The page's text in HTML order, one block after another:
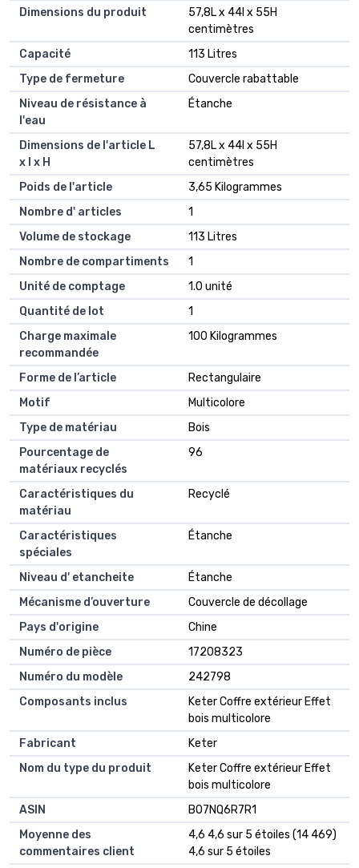
Dimensions du produit
57,8L x 44l x 55H
centimètres
Capacité
113 Litres
Type de fermeture
Couvercle rabattable
Niveau de résistance à
l'eau
Étanche
Dimensions de l'article L
x l x H
57,8L x 44l x 55H
centimètres
Poids de l'article
3,65 Kilogrammes
Nombre d' articles
1
Volume de stockage
113 Litres
Nombre de compartiments
1
Unité de comptage
1.0 unité
Quantité de lot
1
Charge maximale
recommandée
100 Kilogrammes
Forme de l’article
Rectangulaire
Motif
Multicolore
Type de matériau
Bois
Pourcentage de
matériaux recyclés
96
Caractéristiques du
matériau
Recyclé
Caractéristiques
spéciales
Étanche
Niveau d' etancheite
Étanche
Mécanisme d’ouverture
Couvercle de décollage
Pays d'origine
Chine
Numéro de pièce
17208323
Numéro du modèle
242798
Composants inclus
Keter Coffre extérieur Effet
bois multicolore
Fabricant
Keter
Nom du type du produit
Keter Coffre extérieur Effet
bois multicolore
ASIN
B07NQ6R7R1
Moyenne des
commentaires client
4,6 4,6 sur 5 étoiles (14 469)
4,6 sur 5 étoiles